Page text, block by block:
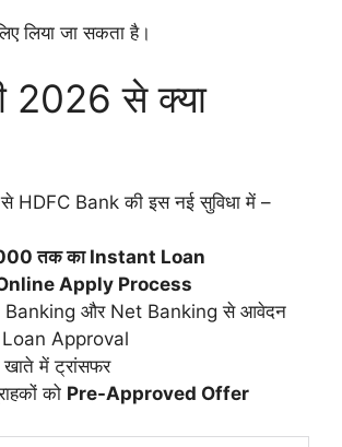
लिया जा सकता है।
2026 से क्या
HDFC Bank की इस नई सुविधा में –
तक का Instant Loan
Apply Process
Banking और Net Banking से आवेदन
Loan Approval
खाते में ट्रांसफर
को Pre-Approved Offer